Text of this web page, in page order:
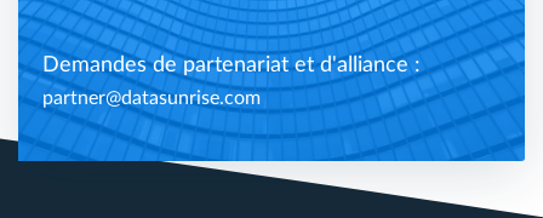
Demandes de partenariat et d'alliance :
partner@datasunrise.com